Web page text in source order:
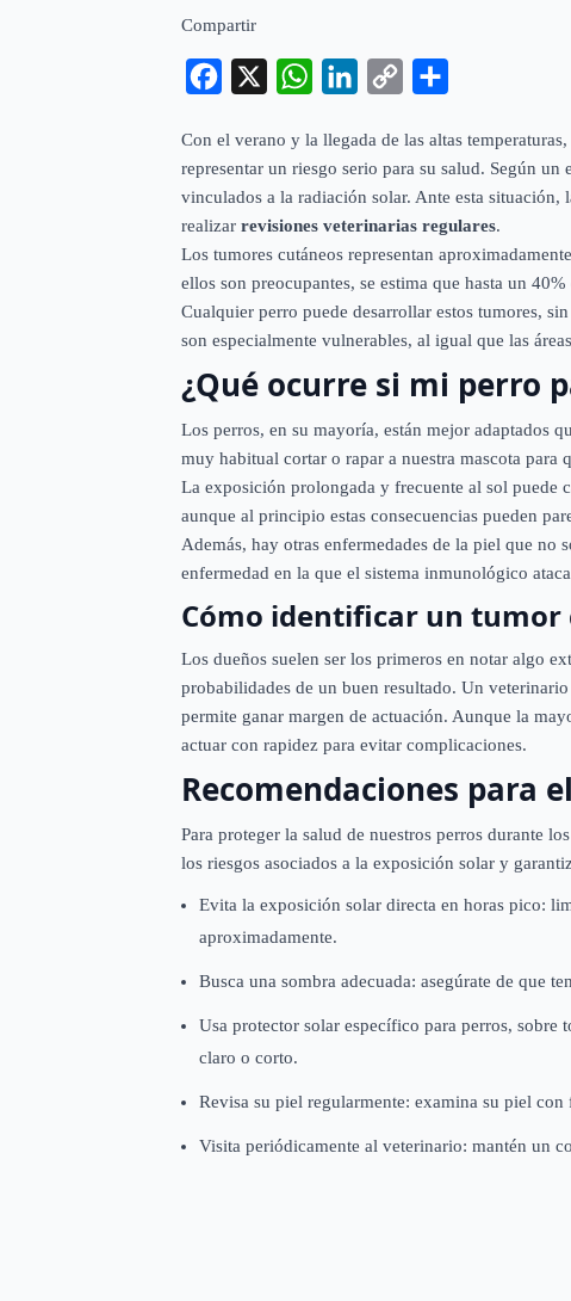
Compartir
Facebook WhatsAppLinkedInCopy
Con el verano y la llegada de las altas
representar un riesgo serio para su salud. Según
vinculados a la radiación solar. Ante esta situación,
realizar revisiones veterinarias regulares.
Los tumores cutáneos representan
ellos son preocupantes, se estima que hasta un
Cualquier perro puede desarrollar estos tumores,
son especialmente vulnerables, al igual que las
¿Qué ocurre si mi perro
Los perros, en su mayoría, están mejor adaptados
muy habitual cortar o rapar a nuestra mascota para
La exposición prolongada y frecuente al sol puede
aunque al principio estas consecuencias pueden
Además, hay otras enfermedades de la piel que no
enfermedad en la que el sistema inmunológico
Cómo identificar un tumor
Los dueños suelen ser los primeros en notar algo
probabilidades de un buen resultado. Un
permite ganar margen de actuación. Aunque la
actuar con rapidez para evitar complicaciones.
Recomendaciones para
Para proteger la salud de nuestros perros durante
los riesgos asociados a la exposición solar y
Evita la exposición solar directa en horas pico:
aproximadamente.
Busca una sombra adecuada: asegúrate de que
Usa protector solar específico para perros, sobre
claro o corto.
Revisa su piel regularmente: examina su piel
Visita periódicamente al veterinario: mantén un